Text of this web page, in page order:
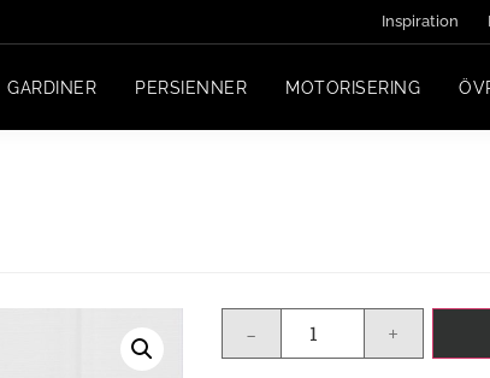
Inspiration
GARDINER PERSIENNER MOTORISERING
- +